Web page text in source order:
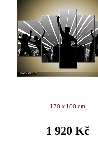
170 x 100 cm
1 920 Kč